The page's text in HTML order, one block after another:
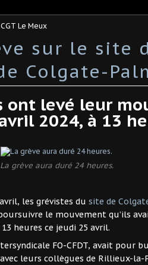
Le Meux
sur le site
Colgate-
ont levé leur
2024, à 13
La grève aura duré 24 heures.
les grévistes du site de
le mouvement qu’ils
heures ce jeudi 25 avril.
FO-CFDT, avait pour
leurs collègues de Rillieux-la-